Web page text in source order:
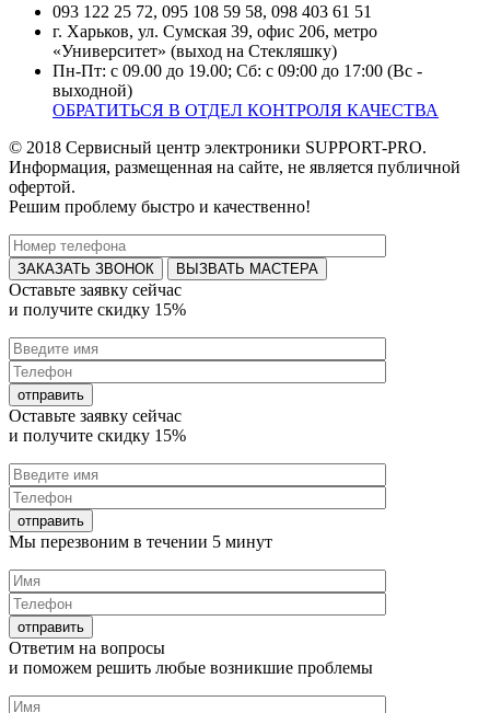
093 122 25 72, 095 108 59 58, 098 403 61 51
г. Харьков, ул. Сумская 39, офис 206, метро
«Университет» (выход на Стекляшку)
Пн-Пт: с 09.00 до 19.00; Сб: с 09:00 до 17:00 (Вс -
выходной)
ОБРАТИТЬСЯ В ОТДЕЛ КОНТРОЛЯ КАЧЕСТВА
© 2018 Сервисный центр электроники SUPPORT-PRO.
Информация, размещенная на сайте, не является публичной
офертой.
Решим проблему быстро и качественно!
ВЫЗВАТЬ МАСТЕРА
Оставьте заявку сейчас
и получите скидку 15%
Оставьте заявку сейчас
и получите скидку 15%
Мы перезвоним в течении 5 минут
Ответим на вопросы
и поможем решить любые возникшие проблемы